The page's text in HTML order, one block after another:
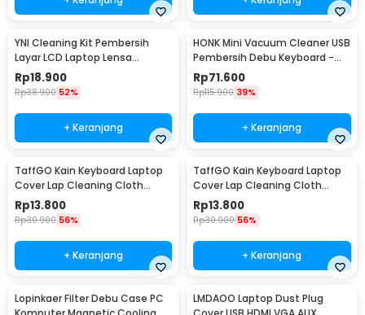
YNI Cleaning Kit Pembersih
Layar LCD Laptop Lensa
Kamera - KCL-1016
Rp18.900
Rp38.900 52%
+ Keranjang
HONK Mini Vacuum Cleaner USB
Pembersih Debu Keyboard -
HK-6019
Rp71.600
Rp115.900 39%
+ Keranjang
TaffGO Kain Keyboard Laptop
Cover Lap Cleaning Cloth
Microfiber 13/14 Inch - E-02
Rp13.800
Rp30.900 56%
+ Keranjang
TaffGO Kain Keyboard Laptop
Cover Lap Cleaning Cloth
Microfiber 15/16 Inch - E-02
Rp13.800
Rp30.900 56%
+ Keranjang
Lopinkaer Filter Debu Case PC
LMDAOO Laptop Dust Plug